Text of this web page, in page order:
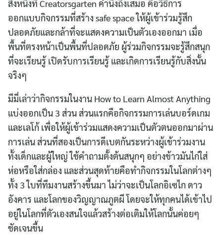
สิ่งหนึ่งที่ Creatorsgarten คำนึงถึงเสมอ คือวิธีการ
ออกแบบกิจกรรมที่สร้าง safe space ให้ผู้เข้าร่วมรู้สึก
ปลอดภัยและกล้าที่จะแสดงความเป็นตัวเองออกมา เมื่อ
พื้นที่ตรงหน้าเป็นพื้นที่ปลอดภัย ผู้ร่วมกิจกรรมจะรู้สึกสนุก
ที่จะเรียนรู้ เปิดรับการเรียนรู้ และเกิดการเรียนรู้กับสิ่งนั้น
จริงๆ
มีมี่เล่าว่ากิจกรรมในงาน How to Learn Almost Anything
แบ่งออกเป็น 3 ส่วน ส่วนแรกคือกิจกรรมการเล่นบอร์ดเกม
และเลโก้ เพื่อให้ผู้เข้าร่วมแสดงความเป็นตัวตนออกมาผ่าน
การเล่น ส่วนที่สองเป็นการดีเบตกันระหว่างผู้เข้าร่วมงาน
ทั้งเด็กและผู้ใหญ่ ใช้คำถามตั้งต้นสนุกๆ อย่างข้าวมันไก่ใส่
ห่อหรือใส่กล่อง และส่วนสุดท้ายคือทำกิจกรรมในโลกต่างๆ
ทั้ง 3 ใบที่ทีมงานสร้างขึ้นมา ไม่ว่าจะเป็นโลกอิเซไก ดาว
อังคาร และโลกของวิญญาณภูตผี โดยจะให้ทุกคนได้เข้าไป
อยู่ในโลกที่ตัวเองสนใจแล้วสร้างต่อเติมให้โลกนั้นค่อยๆ
ชัดเจนขึ้น